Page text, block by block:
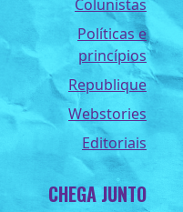
Colunistas
Políticas e
princípios
Republique
Webstories
Editoriais
CHEGA JUNTO